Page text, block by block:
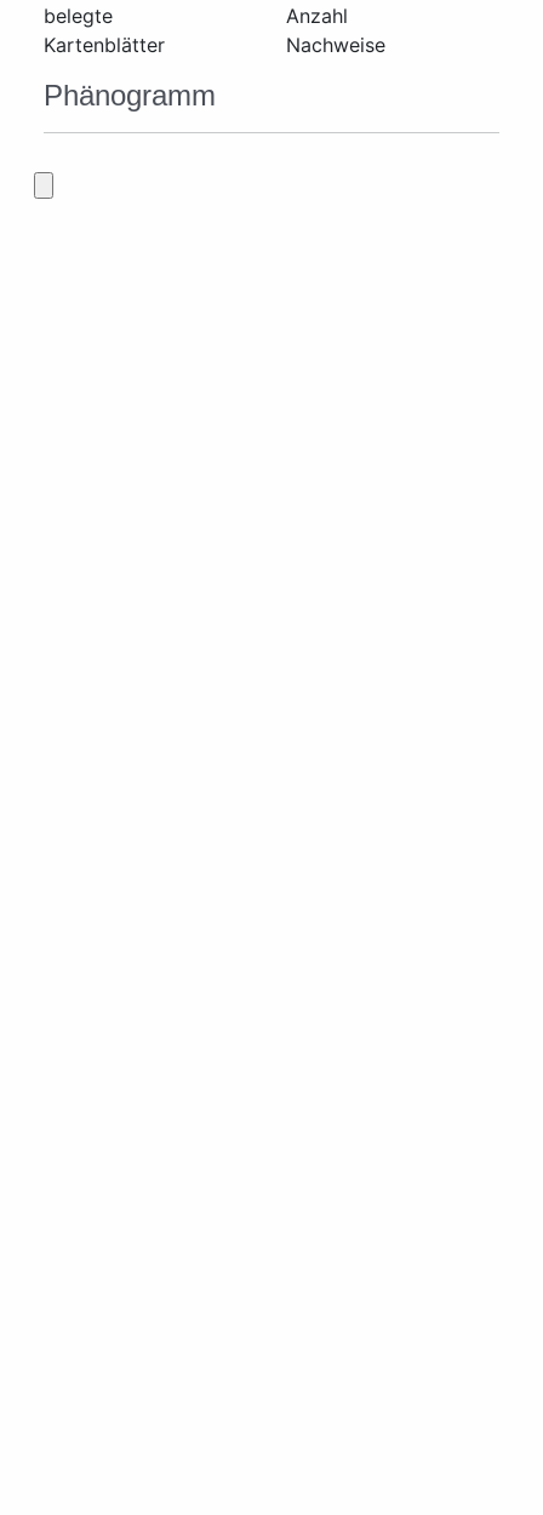
belegte
Kartenblätter
Anzahl
Nachweise
Phänogramm